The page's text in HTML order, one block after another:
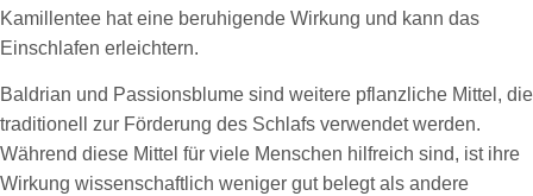
Kamillentee hat eine beruhigende Wirkung und kann das
Einschlafen erleichtern.
Baldrian und Passionsblume sind weitere pflanzliche Mittel, die
traditionell zur Förderung des Schlafs verwendet werden.
Während diese Mittel für viele Menschen hilfreich sind, ist ihre
Wirkung wissenschaftlich weniger gut belegt als andere